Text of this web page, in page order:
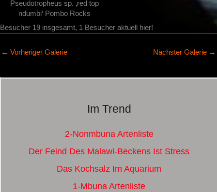
Pseudotropheus sp. ‚red top
ndumbi‘ Pombo Rocks
Besucher 19 insgesamt, 1 Besucher aktuell hier!
← Vorheriger Galerie Nächster Galerie →
Im Trend
2-Nonmbuna Artenliste
Der Feind Des Malawi-Beckens Ist Stress
Das Kochsalz Im Aquarium
1-Mbuna Artenliste